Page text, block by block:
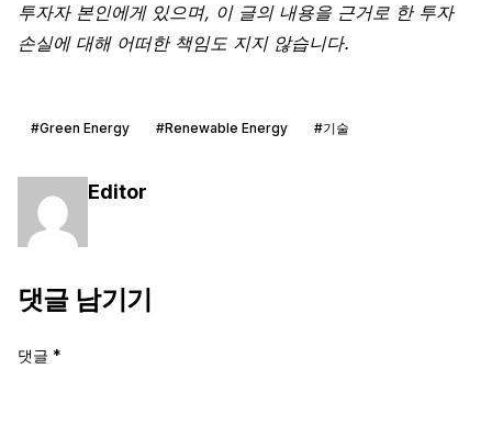
투자자 본인에게 있으며, 이 글의 내용을 근거로 한 투자
손실에 대해 어떠한 책임도 지지 않습니다.
#Green Energy #Renewable Energy #기술
Editor
댓글 남기기
댓글 *